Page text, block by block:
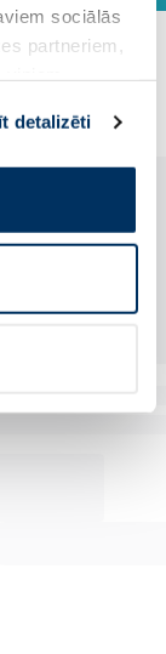
sociālās
partneriem,
detalizēti